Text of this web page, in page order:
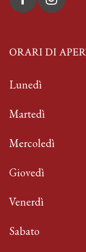
ORARI DI
Lunedì
Martedì
Mercoledì
Giovedì
Venerdì
Sabato